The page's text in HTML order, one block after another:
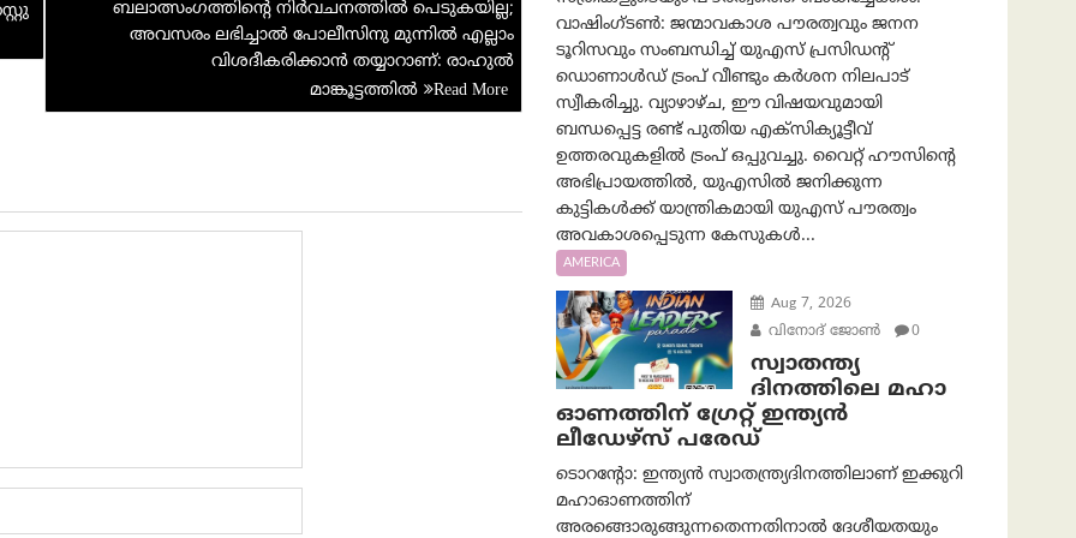
ബലാത്സംഗത്തിന്റെ നിർവചനത്തിൽ പെടുകയില്ല;
അവസരം ലഭിച്ചാല്‍ പോലീസിനു മുന്നില്‍ എല്ലാം
വിശദീകരിക്കാന്‍ തയ്യാറാണ്: രാഹുല്‍
മാങ്കൂട്ടത്തില്‍
വാഷിംഗ്ടണ്‍: ജന്മാവകാശ പൗരത്വവും ജനന
ടൂറിസവും സംബന്ധിച്ച് യുഎസ് പ്രസിഡന്റ്
ഡൊണാൾഡ് ട്രംപ് വീണ്ടും കർശന നിലപാട്
സ്വീകരിച്ചു. വ്യാഴാഴ്ച, ഈ വിഷയവുമായി
ബന്ധപ്പെട്ട രണ്ട് പുതിയ എക്സിക്യൂട്ടീവ്
ഉത്തരവുകളിൽ ട്രംപ് ഒപ്പുവച്ചു. വൈറ്റ് ഹൗസിന്റെ
അഭിപ്രായത്തിൽ, യുഎസിൽ ജനിക്കുന്ന
കുട്ടികൾക്ക് യാന്ത്രികമായി യുഎസ് പൗരത്വം
അവകാശപ്പെടുന്ന കേസുകൾ...
AMERICA
Aug 7, 2026
വിനോദ് ജോൺ
0
സ്വാതന്ത്യ
ദിനത്തിലെ മഹാ
ഓണത്തിന് ഗ്രേറ്റ് ഇന്ത്യൻ
ലീഡേഴ്സ് പരേഡ്
ടൊറന്റോ: ഇന്ത്യൻ സ്വാതന്ത്ര്യദിനത്തിലാണ് ഇക്കുറി
മഹാഓണത്തിന്
അരങ്ങൊരുങ്ങുന്നതെന്നതിനാൽ ദേശീയതയും